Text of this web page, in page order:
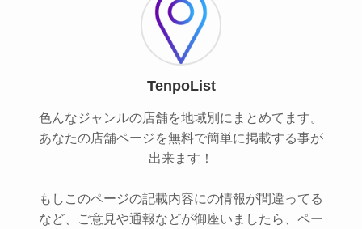
TenpoList
色んなジャンルの店舗を地域別にまとめてます。
あなたの店舗ページを無料で簡単に掲載する事が
出来ます！
もしこのページの記載内容にの情報が間違ってる
など、ご意見や通報などが御座いましたら、ペー